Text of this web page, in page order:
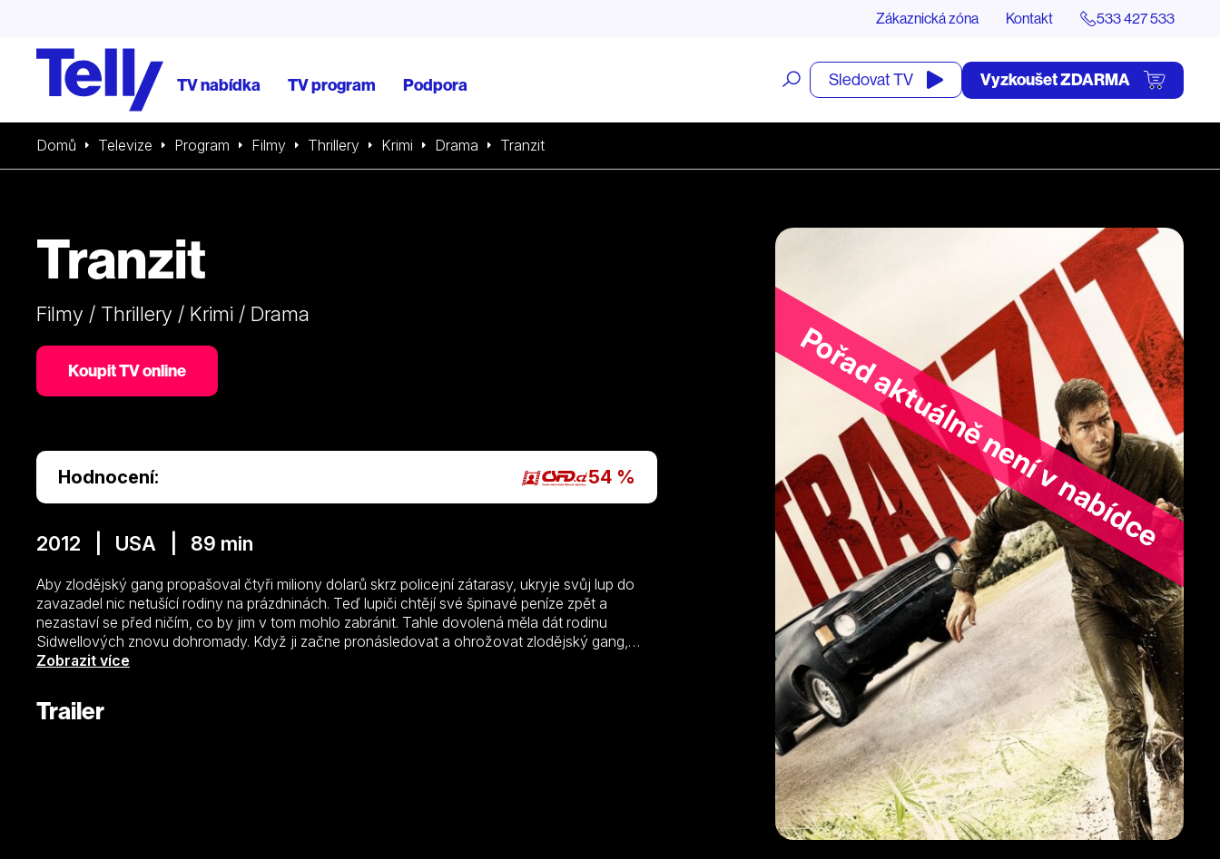
Zákaznická zóna Kontakt 533 427 533
TV nabídka TV program Podpora
Otevřít
vyhledávání
Sledovat TV Vyzkoušet ZDARMA
Domů Televize Program Filmy Thrillery Krimi Drama Tranzit
Pořad aktuálně není v nabídce
Tranzit
Filmy / Thrillery / Krimi / Drama
Koupit TV online
Hodnocení: 54 %
2012 | USA | 89 min
Aby zlodějský gang propašoval čtyři miliony dolarů skrz policejní zátarasy, ukryje svůj lup do
zavazadel nic netušící rodiny na prázdninách. Teď lupiči chtějí své špinavé peníze zpět a
nezastaví se před ničím, co by jim v tom mohlo zabránit. Tahle dovolená měla dát rodinu
Sidwellových znovu dohromady. Když ji začne pronásledovat a ohrožovat zlodějský gang,
který svůj lup ukryl do jejich zavazadel, členové rodiny pochopí, že bez vzájemné spolupráce
Zobrazit více
Trailer